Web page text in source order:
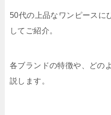
50代の上品なワンピースに
してご紹介。
各ブランドの特徴や、どの
説します。